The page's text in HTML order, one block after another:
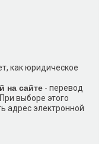
как юридическое
на сайте - перевод
выборе этого
адрес электронной